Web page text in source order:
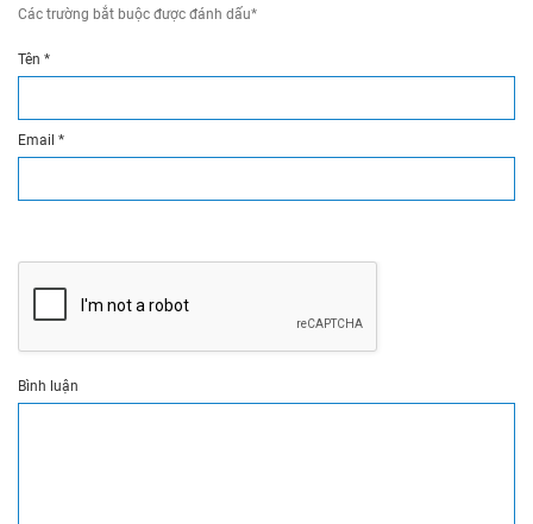
Các trường bắt buộc được đánh dấu*
Tên *
Email *
Bình luận